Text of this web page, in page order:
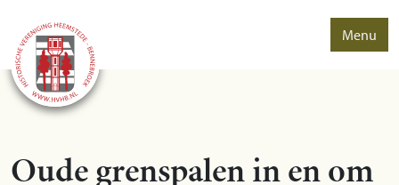
Menu
Oude grenspalen in en om